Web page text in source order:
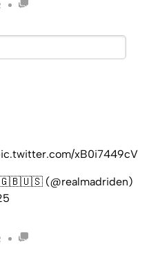
xB0i7449cV
🇬🇧🇺🇸 (@realmadriden)